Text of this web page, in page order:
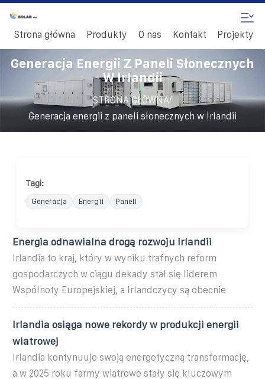
Strona główna Produkty O nas Kontakt Projekty
Generacja Energii Z Paneli Słonecznych
W Irlandii
STRONA GŁÓWNA/
Generacja energii z paneli słonecznych w Irlandii
Tagi:
Generacja Energii Paneli
Energia odnawialna drogą rozwoju Irlandii
Irlandia to kraj, który w wyniku trafnych reform
gospodarczych w ciągu dekady stał się liderem
Wspólnoty Europejskiej, a Irlandczycy są obecnie
Irlandia osiąga nowe rekordy w produkcji energii
wiatrowej
Irlandia kontynuuje swoją energetyczną transformację,
a w 2025 roku farmy wiatrowe stały się kluczowym